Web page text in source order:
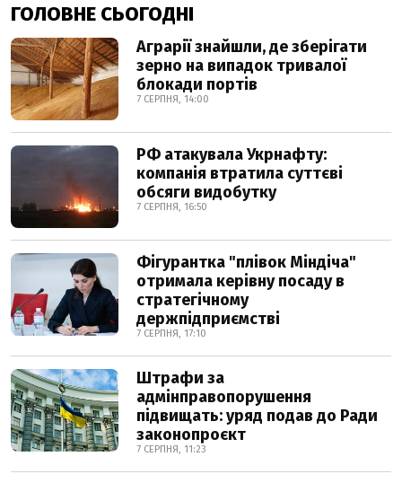
ГОЛОВНЕ СЬОГОДНІ
Аграрії знайшли, де зберігати
зерно на випадок тривалої
блокади портів
7 СЕРПНЯ, 14:00
РФ атакувала Укрнафту:
компанія втратила суттєві
обсяги видобутку
7 СЕРПНЯ, 16:50
Фігурантка "плівок Міндіча"
отримала керівну посаду в
стратегічному
держпідприємстві
7 СЕРПНЯ, 17:10
Штрафи за
адмінправопорушення
підвищать: уряд подав до Ради
законопроєкт
7 СЕРПНЯ, 11:23